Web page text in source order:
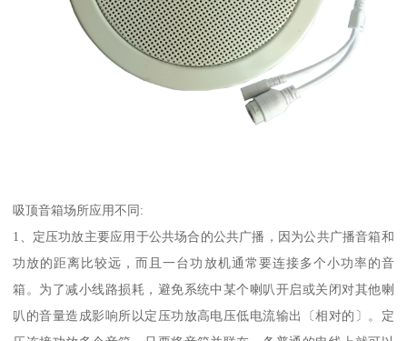
吸顶音箱场所应用不同:
1、定压功放主要应用于公共场合的公共广播，因为公共广播音箱和
功放的距离比较远，而且一台功放机通常要连接多个小功率的音
箱。为了减小线路损耗，避免系统中某个喇叭开启或关闭对其他喇
叭的音量造成影响所以定压功放高电压低电流输出〔相对的〕。定